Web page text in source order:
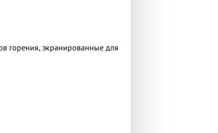
горения, экранированные для